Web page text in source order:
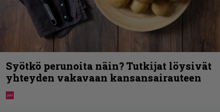
Syötkö perunoita näin? Tutkijat löysivät
yhteyden vakavaan kansansairauteen